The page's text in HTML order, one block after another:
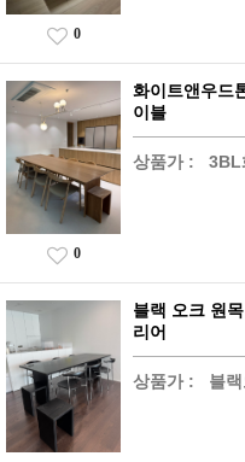
0
화이트앤우드
이블
상품가 : 3BL
0
블랙 오크 원
리어
상품가 : 블